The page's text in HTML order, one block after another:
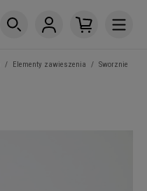
/ Elementy zawieszenia / Sworznie